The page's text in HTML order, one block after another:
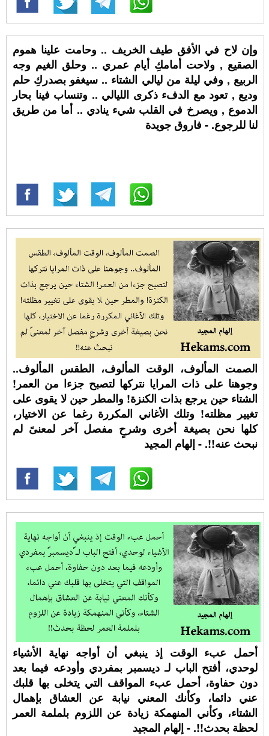
وإن لاح في الأفق طيف الخريف .. وحامت علينا هموم
الصقيع , ولاحت أمامكِ أيام عمري .. وحلق الغيم وجه
الربيع , وفي ليلة من ليالي الشتاء .. سيغفو بصدركِ حلم
وديع , تعود مع الدفء ذكرى الليالي .. وتنساب فينا بحار
الدموع , ويصرخ في القلب شيء ينادي .. أما من طريق
لنا للرجوع. - فاروق جويدة
الصمت المألوف، الوقت المألوف، الطقس المألوف..
وجوهنا على ذات المرايا نتركها لتصبح جزءا من العمر!
الشتاء حين يرجع بذات الكنزة! والمطر حين لا يقوى على
تغيير مظلته! وتلك الأغاني المكررة رغما عن الاختيار،
كلها نحن بصيغة أخرى وشرحٍ مفصل آخر لمعنىً لم
نبحث عنه!!. - إلهام المجيد
أحمل عبء الوقت إذ ينبغي أن أواجه نهاية الأشياء
لوحدي، أفتح الباب لـ ⁧‫ديسمبر‬⁩ بمفردي وأودعه فيما بعد
دون حفاوة، أحمل عبء المواقف التي يتخلى بها قلبك
عني دائما، وكأنك المعني نيابة عن العشاق بإهمال
الشتاء، وكأني المنهمكة زيادة عن اللزوم بلملمة العمر
لحظة بحدث!!. - إلهام المجيد